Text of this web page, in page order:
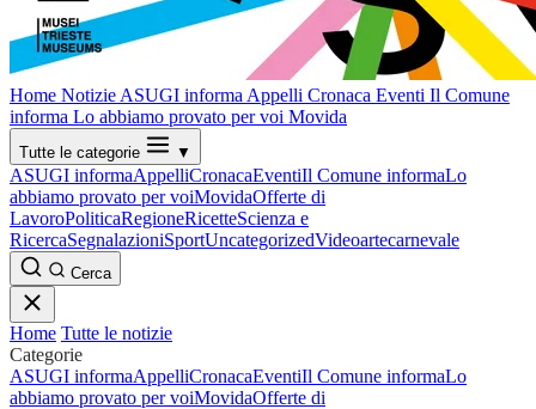
Home Notizie ASUGI informa Appelli Cronaca Eventi Il Comune
informa Lo abbiamo provato per voi Movida
Tutte le categorie ▼
ASUGI informaAppelliCronacaEventiIl Comune informaLo
abbiamo provato per voiMovidaOfferte di
LavoroPoliticaRegioneRicetteScienza e
RicercaSegnalazioniSportUncategorizedVideoartecarnevale
Cerca
Home Tutte le notizie
Categorie
ASUGI informaAppelliCronacaEventiIl Comune informaLo
abbiamo provato per voiMovidaOfferte di